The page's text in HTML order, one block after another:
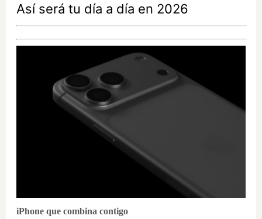
Así será tu día a día en 2026
iPhone que combina contigo